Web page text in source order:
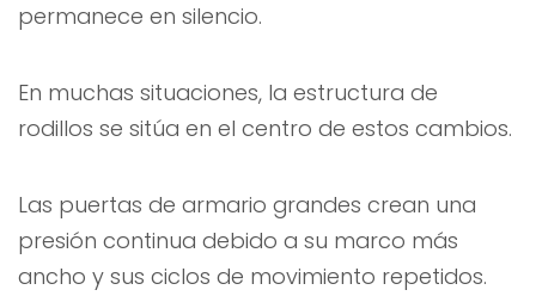
permanece en silencio.
En muchas situaciones, la estructura de
rodillos se sitúa en el centro de estos cambios.
Las puertas de armario grandes crean una
presión continua debido a su marco más
ancho y sus ciclos de movimiento repetidos.